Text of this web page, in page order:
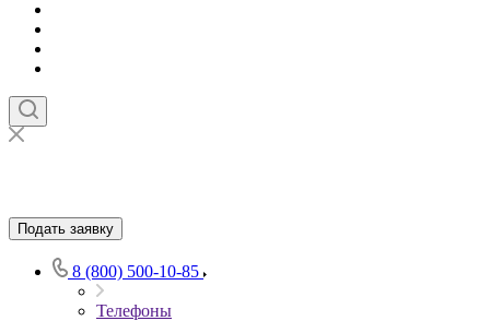
Подать заявку
8 (800) 500-10-85
Телефоны